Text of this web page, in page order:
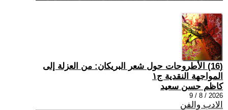
(16) الأطروحات حول شعر البريكان: من العزلة إلى
المواجهة النقدية ج١
كاظم حسن سعيد
2026 / 8 / 9
الادب والفن